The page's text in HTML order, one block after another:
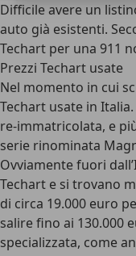
Difficile avere un
auto già esistenti.
Techart per una 911
Prezzi Techart usate
Nel momento in cui
Techart usate in
re-immatricolata, e
serie rinominata
Ovviamente fuori
Techart e si trovano
di circa 19.000 euro
salire fino ai 130.000
specializzata, come